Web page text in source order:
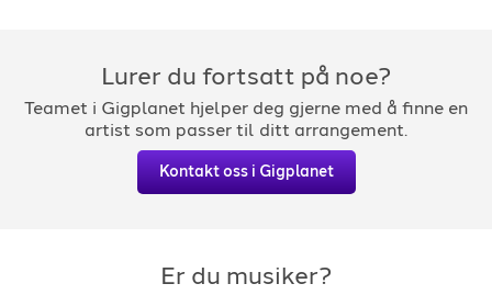
Lurer du fortsatt på noe?
Teamet i Gigplanet hjelper deg gjerne med å finne en
artist som passer til ditt arrangement.
Kontakt oss i Gigplanet
Er du musiker?